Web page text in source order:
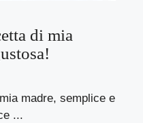
di mia
madre, semplice e
...